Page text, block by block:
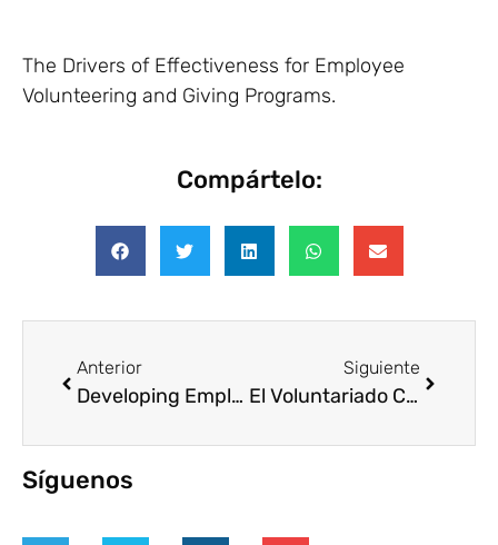
The Drivers of Effectiveness for Employee
Volunteering and Giving Programs.
Compártelo:
Anterior
Developing Employee Volunteering. A joint venture between volunteer organizations and companies
Siguiente
El Voluntariado Corporativo en España
Síguenos